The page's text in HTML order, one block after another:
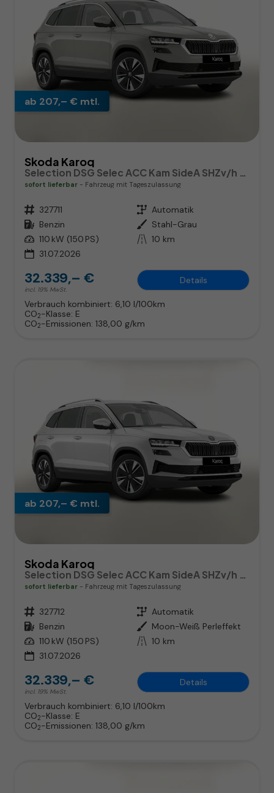
ab 207,– € mtl.
Skoda Karoq
sofort lieferbar Fahrzeug mit Tageszulassung
Fahrzeugnr. 327711 Getriebe Automatik
Kraftstoff Benzin Außenfarbe Stahl-Grau
Leistung 110 kW (150 PS) Kilometerstand 10 km
31.07.2026
32.339,– €
incl. 19% MwSt.
Details
Verbrauch kombiniert: 6,10 l/100km
CO2-Klasse: E
CO2-Emissionen: 138,00 g/km
ab 207,– € mtl.
Skoda Karoq
sofort lieferbar Fahrzeug mit Tageszulassung
Fahrzeugnr. 327712 Getriebe Automatik
Kraftstoff Benzin Außenfarbe Moon-Weiß Perleffekt
Leistung 110 kW (150 PS) Kilometerstand 10 km
31.07.2026
32.339,– €
incl. 19% MwSt.
Details
Verbrauch kombiniert: 6,10 l/100km
CO2-Klasse: E
CO2-Emissionen: 138,00 g/km